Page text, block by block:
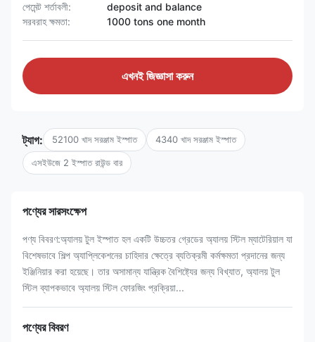
পেমেন্ট শর্তাবলী:
deposit and balance
সরবরাহ ক্ষমতা:
1000 tons one month
এখনই জিজ্ঞাসা করুন
ট্যাগ: 52100 খাদ সরঞ্জাম ইস্পাত 4340 খাদ সরঞ্জাম ইস্পাত
এসইউজে 2 ইস্পাত রাউন্ড বার
পণ্যের সারসংক্ষেপ
পণ্য বিবরণ:অ্যালয় টুল ইস্পাত হল একটি উচ্চতর গ্রেডের অ্যালয় স্টিল ম্যাটেরিয়াল যা
বিশেষভাবে শিল্প অ্যাপ্লিকেশনের চাহিদার ক্ষেত্রে ব্যতিক্রমী কর্মক্ষমতা প্রদানের জন্য
ইঞ্জিনিয়ার করা হয়েছে। তার অসামান্য যান্ত্রিক বৈশিষ্ট্যের জন্য বিখ্যাত, অ্যালয় টুল
স্টিল ব্যাপকভাবে অ্যালয় স্টিল ফোরজিং প্রক্রিয়া...
পণ্যের বিবরণ